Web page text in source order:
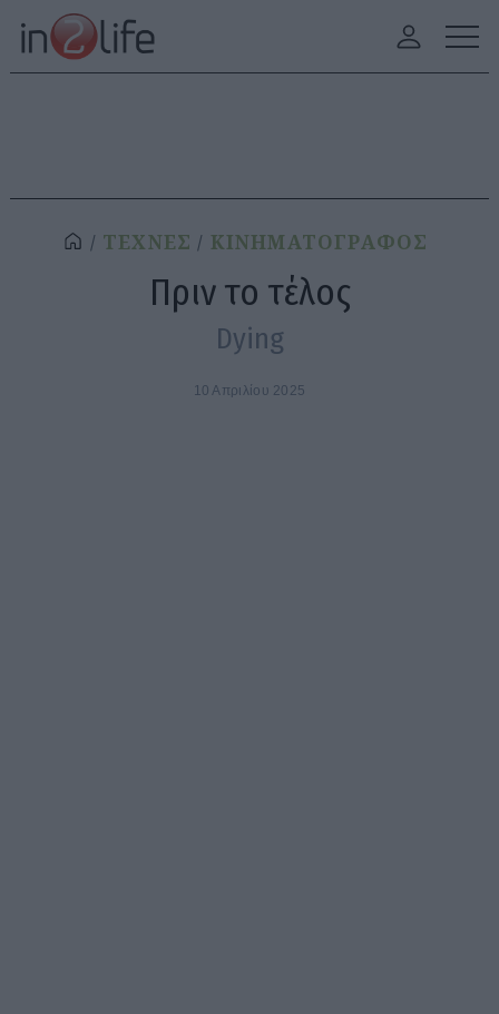
ΤΕΧΝΕΣ ΚΙΝΗΜΑΤΟΓΡΑΦΟΣ
Πριν το τέλος
Dying
10 Απριλίου 2025